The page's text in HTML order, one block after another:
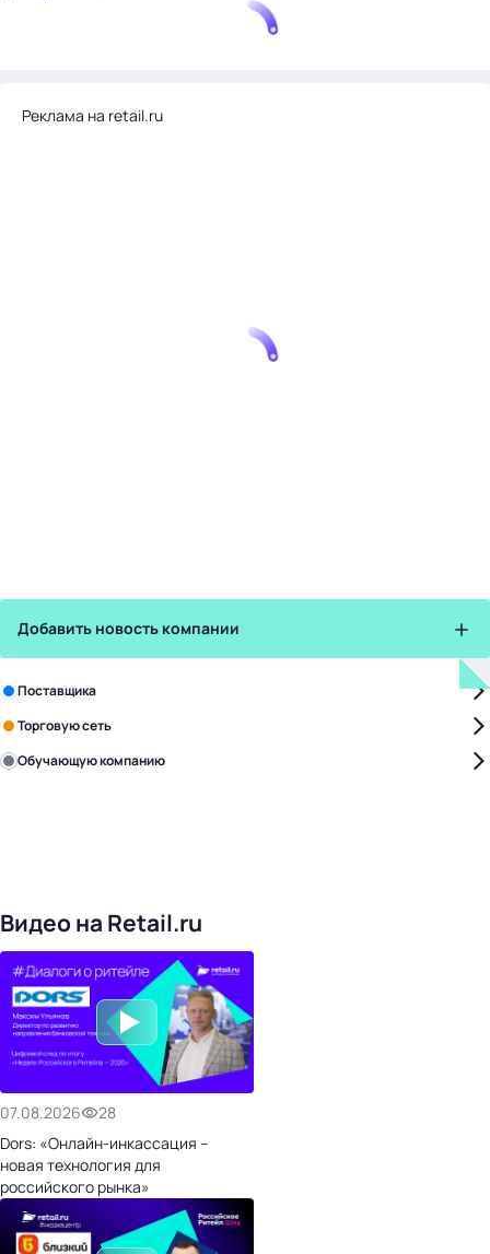
Реклама на retail.ru
Добавить новость компании
Поставщика
Торговую сеть
Обучающую компанию
Видео на Retail.ru
07.08.2026
28
Dors: «Онлайн-инкассация –
новая технология для
российского рынка»